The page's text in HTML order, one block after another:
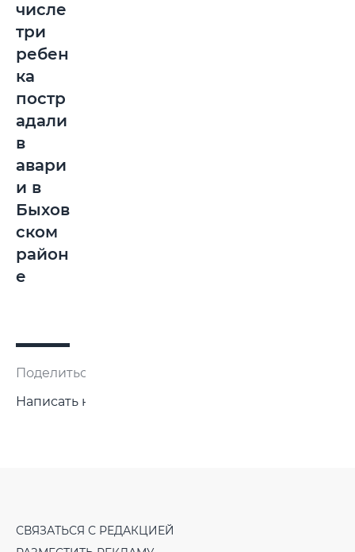
числе
три
ребен
ка
постр
адали
в
авари
и в
Быхов
ском
район
е
Поделиться:
Написать нам
СВЯЗАТЬСЯ С РЕДАКЦИЕЙ